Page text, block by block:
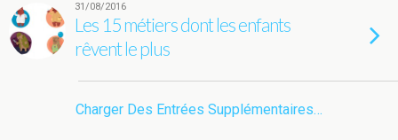
31/08/2016
Les 15 métiers dont les enfants
rêvent le plus
Charger Des Entrées Supplémentaires…